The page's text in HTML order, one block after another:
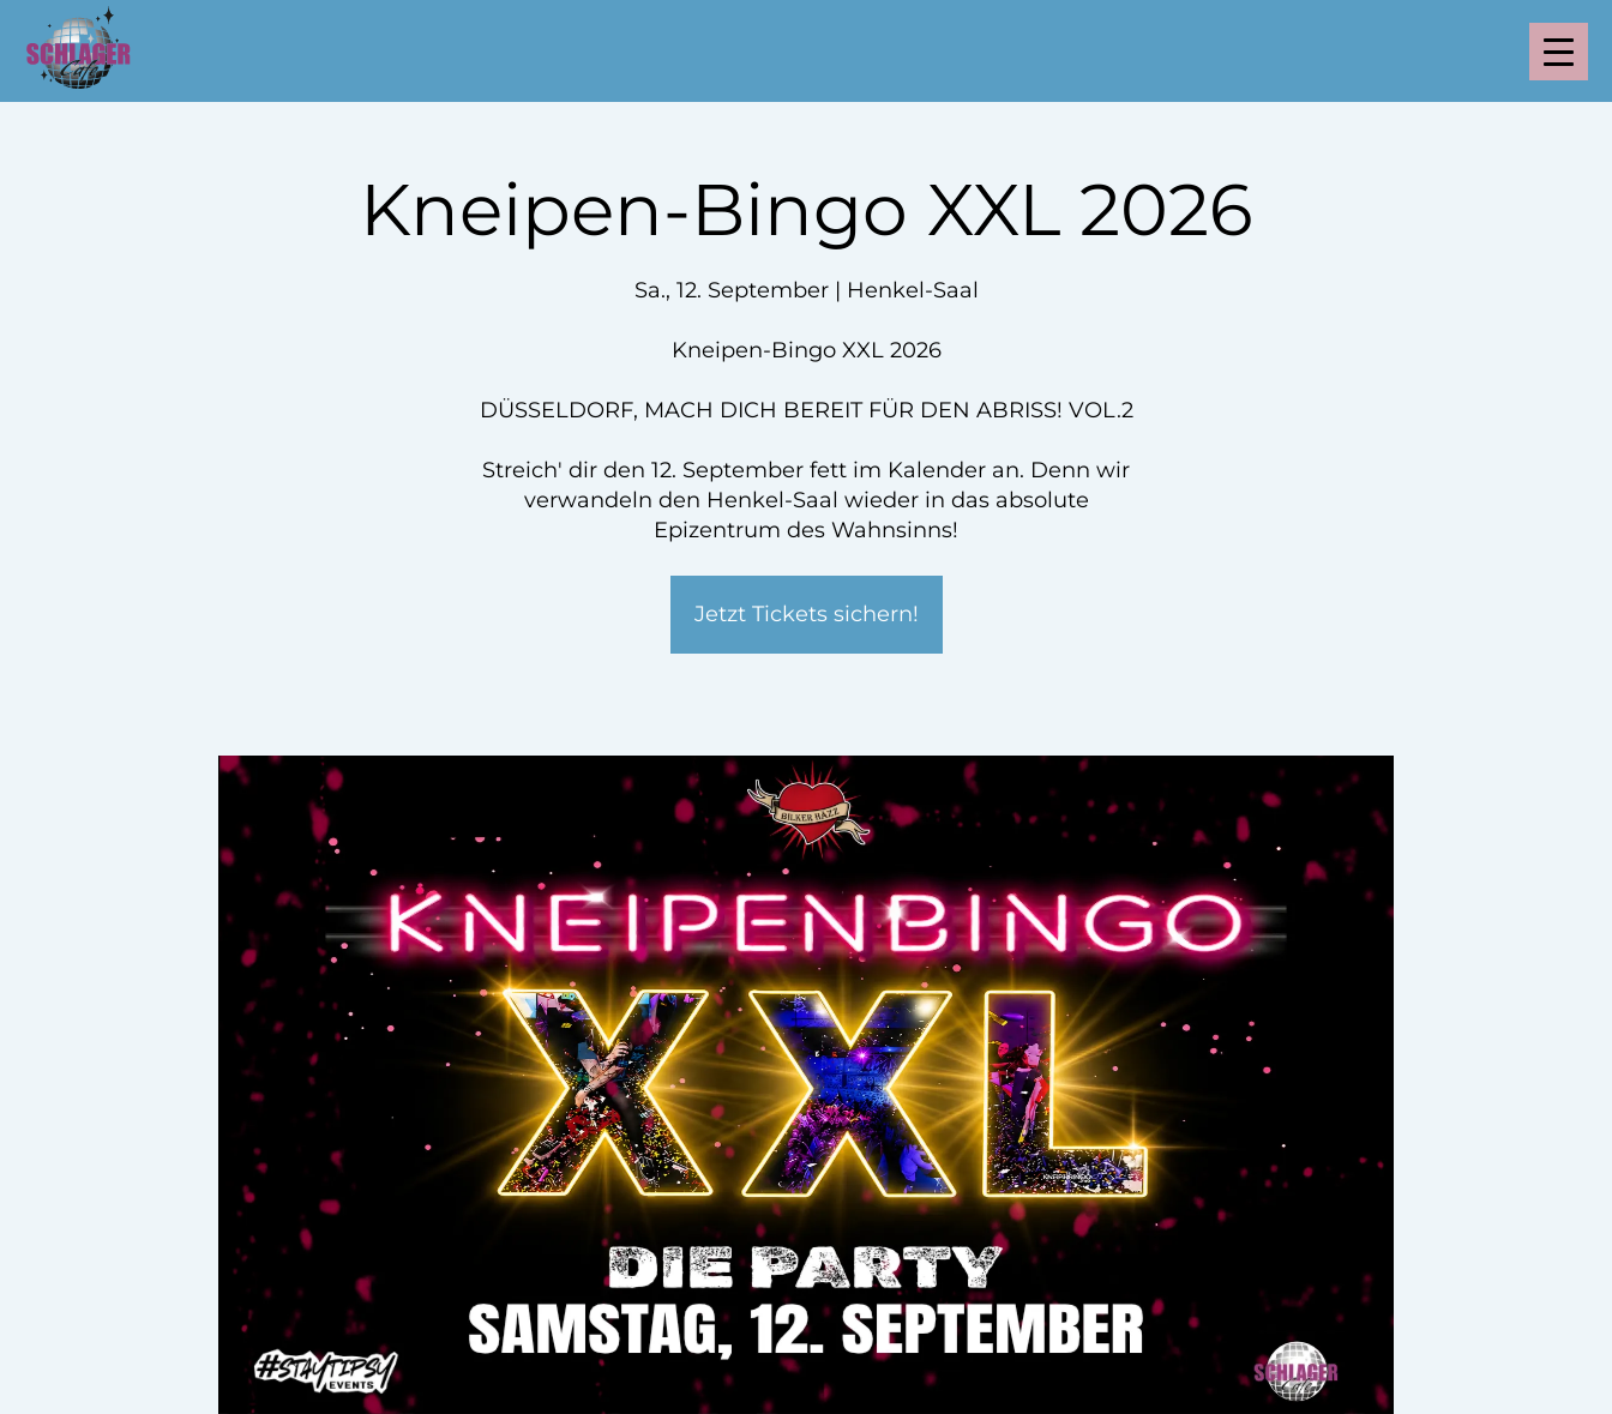
Kneipen-Bingo XXL 2026
Sa., 12. September | Henkel-Saal
Kneipen-Bingo XXL 2026
DÜSSELDORF, MACH DICH BEREIT FÜR DEN ABRISS! VOL.2
Streich' dir den 12. September fett im Kalender an. Denn wir
verwandeln den Henkel-Saal wieder in das absolute
Epizentrum des Wahnsinns!
Jetzt Tickets sichern!